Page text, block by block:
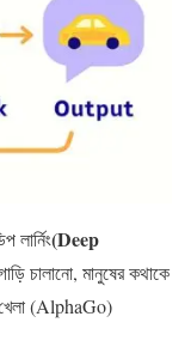
লার্নিং(Deep
চালানো, মানুষের কথাকে
(AlphaGo)